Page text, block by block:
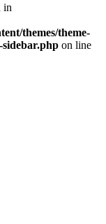
in
themes/theme-
on line